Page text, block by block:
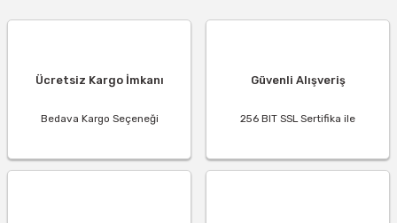
Ücretsiz Kargo İmkanı
Bedava Kargo Seçeneği
Güvenli Alışveriş
256 BIT SSL Sertifika ile